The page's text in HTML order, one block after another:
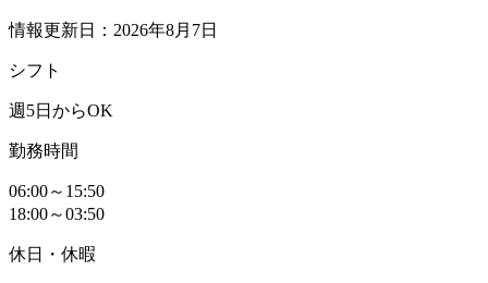
情報更新日：2026年8月7日
シフト
週5日からOK
勤務時間
06:00～15:50
18:00～03:50
休日・休暇